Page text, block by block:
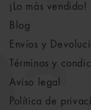
¡Lo más vendido!
Blog
Envíos y
Términos y
Aviso legal
Política de